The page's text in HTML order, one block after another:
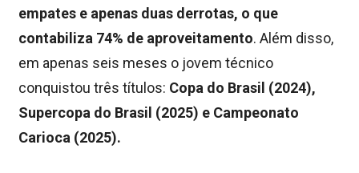
empates e apenas duas derrotas, o que
contabiliza 74% de aproveitamento. Além disso,
em apenas seis meses o jovem técnico
conquistou três títulos: Copa do Brasil (2024),
Supercopa do Brasil (2025) e Campeonato
Carioca (2025).